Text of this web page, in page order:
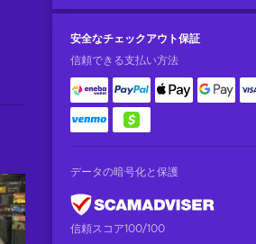
安全なチェックアウト保証
信頼できる支払い方法
データの暗号化と保護
信頼スコア100/100